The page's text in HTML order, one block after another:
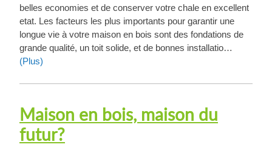
belles economies et de conserver votre chale en excellent
etat. Les facteurs les plus importants pour garantir une
longue vie à votre maison en bois sont des fondations de
grande qualité, un toit solide, et de bonnes installatio…
(Plus)
Maison en bois, maison du
futur?